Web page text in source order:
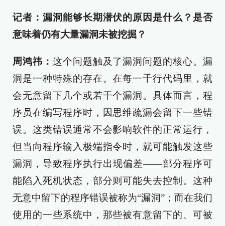
记者：漏洞能够长期潜伏的原因是什么？是否
意味着仍有大量漏洞未被挖掘？
周鸿祎： 这个问题触及了漏洞问题的核心。漏
洞是一种特殊的存在。在每一千行代码里，就
会无意留下几个或若干个漏洞。具体而言，程
序员在编写程序时，因思维疏漏会留下一些错
误。这类错误通常不会影响软件的正常运行，
但当向程序输入极端指令时，就可能触发这些
漏洞，导致程序执行出现偏差——部分程序可
能陷入死机状态，部分则可能失去控制。这种
无意中留下的程序错误被称为“漏洞”；而在我们
使用的一些系统中，那些被有意留下的、可被